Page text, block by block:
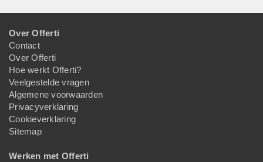
Over Offerti
Contact
Over Offerti
Hoe werkt Offerti?
Veelgestelde vragen
Algemene voorwaarden
Privacyverklaring
Cookieverklaring
Sitemap
Werken met Offerti